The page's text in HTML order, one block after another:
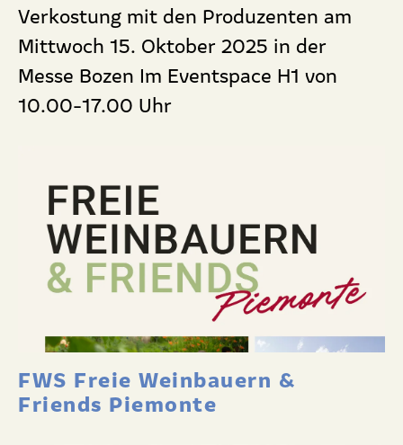
Verkostung mit den Produzenten am
Mittwoch 15. Oktober 2025 in der
Messe Bozen Im Eventspace H1 von
10.00-17.00 Uhr
FWS Freie Weinbauern &
Friends Piemonte